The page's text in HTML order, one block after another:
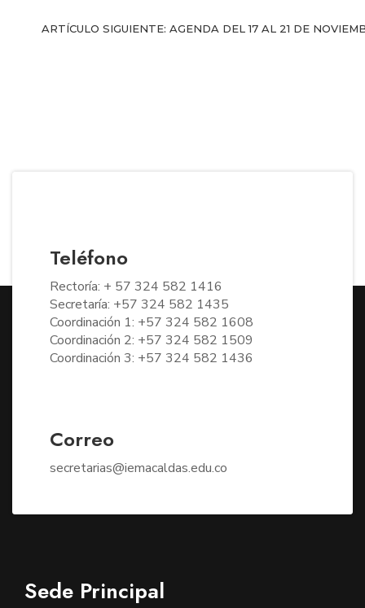
ARTÍCULO SIGUIENTE: AGENDA DEL 17 AL 21 DE
Teléfono
Rectoría: + 57 324 582 1416
Secretaría: +57 324 582 1435
Coordinación 1: +57 324 582 1608
Coordinación 2: +57 324 582 1509
Coordinación 3: +57 324 582 1436
Correo
secretarias@iemacaldas.edu.co
Sede Principal